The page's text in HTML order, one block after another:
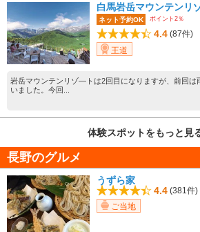
白馬岩岳マウンテンリ
ネット予約OK ポイント2％
4.4 (87件)
王道
岩岳マウンテンリゾ―トは2回目になりますが、前回は
いました。今回...
体験スポットをもっと見
長野のグルメ
うずら家
4.4 (381件)
ご当地